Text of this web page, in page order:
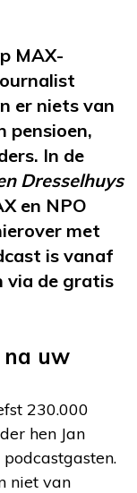
MAX-
er niets van
pensioen,
In de
Dresselhuys
en NPO
met
is vanaf
via de gratis
uw
230.000
hen Jan
niet van